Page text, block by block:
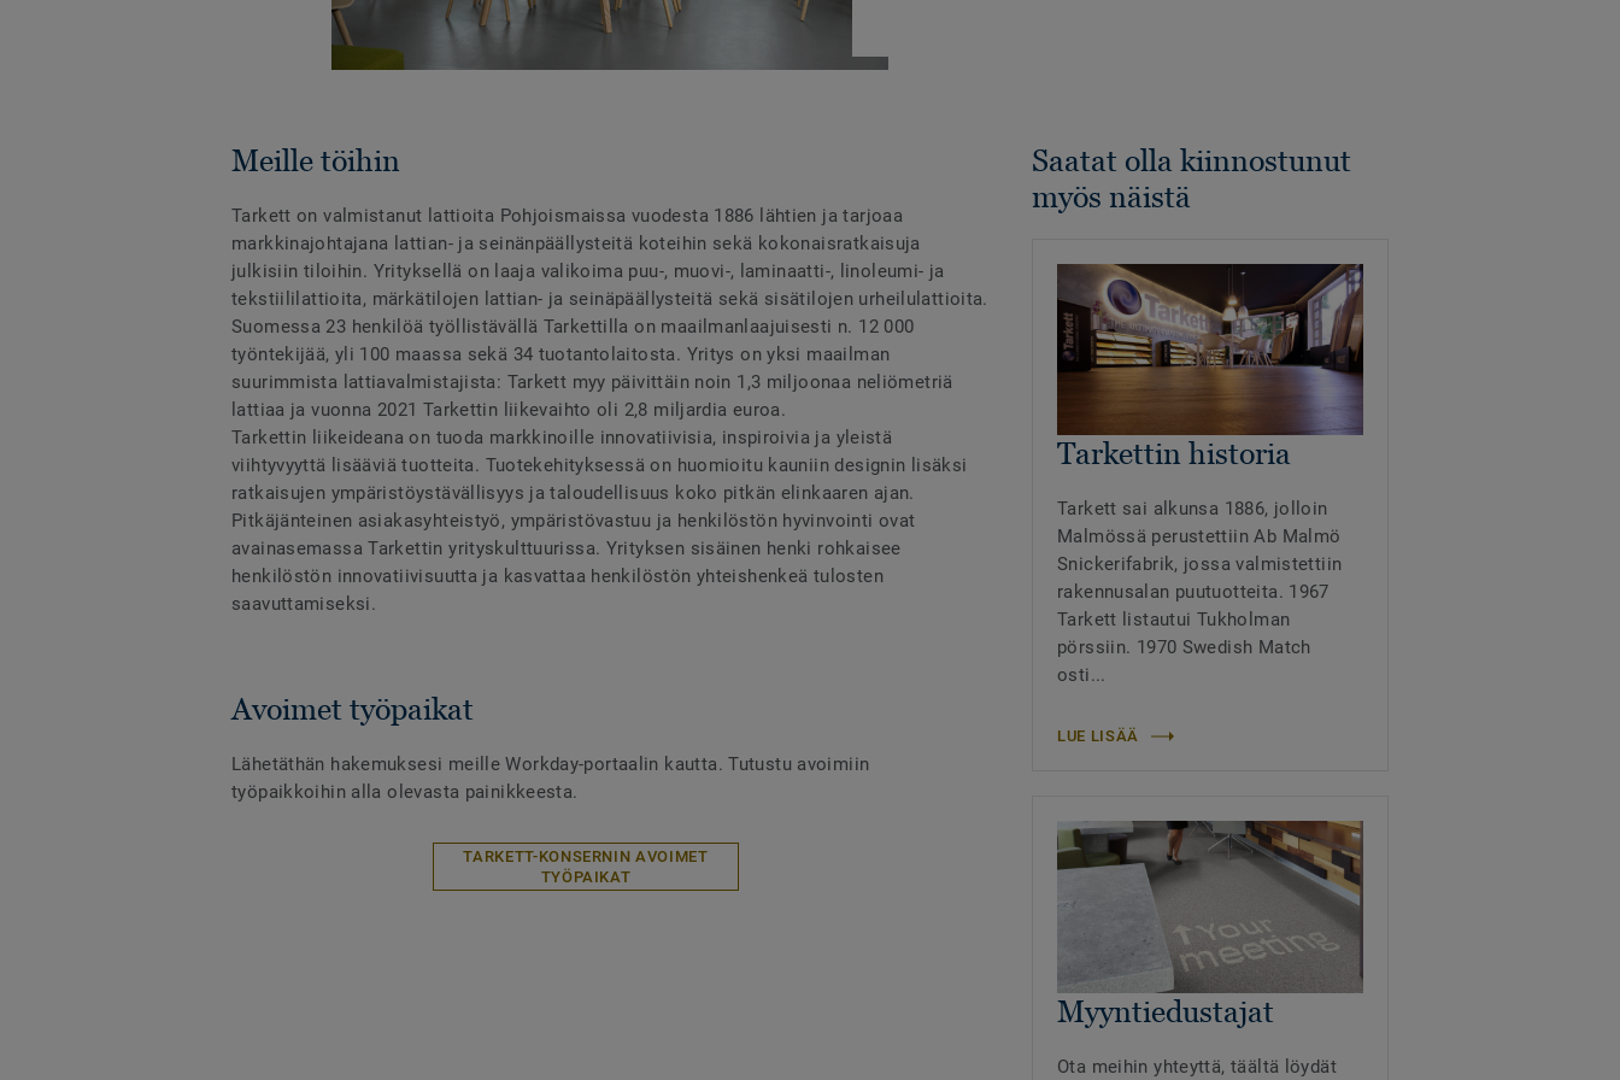
Meille töihin
Tarkett on valmistanut lattioita Pohjoismaissa vuodesta 1886 lähtien ja tarjoaa
markkinajohtajana lattian- ja seinänpäällysteitä koteihin sekä kokonaisratkaisuja
julkisiin tiloihin. Yrityksellä on laaja valikoima puu-, muovi-, laminaatti-, linoleumi- ja
tekstiililattioita, märkätilojen lattian- ja seinäpäällysteitä sekä sisätilojen urheilulattioita.
Suomessa 23 henkilöä työllistävällä Tarkettilla on maailmanlaajuisesti n. 12 000
työntekijää, yli 100 maassa sekä 34 tuotantolaitosta. Yritys on yksi maailman
suurimmista lattiavalmistajista: Tarkett myy päivittäin noin 1,3 miljoonaa neliömetriä
lattiaa ja vuonna 2021 Tarkettin liikevaihto oli 2,8 miljardia euroa.
Tarkettin liikeideana on tuoda markkinoille innovatiivisia, inspiroivia ja yleistä
viihtyvyyttä lisääviä tuotteita. Tuotekehityksessä on huomioitu kauniin designin lisäksi
ratkaisujen ympäristöystävällisyys ja taloudellisuus koko pitkän elinkaaren ajan.
Pitkäjänteinen asiakasyhteistyö, ympäristövastuu ja henkilöstön hyvinvointi ovat
avainasemassa Tarkettin yrityskulttuurissa. Yrityksen sisäinen henki rohkaisee
henkilöstön innovatiivisuutta ja kasvattaa henkilöstön yhteishenkeä tulosten
saavuttamiseksi.
Avoimet työpaikat
Lähetäthän hakemuksesi meille Workday-portaalin kautta. Tutustu avoimiin
työpaikkoihin alla olevasta painikkeesta.
TARKETT-KONSERNIN AVOIMET
TYÖPAIKAT
Saatat olla kiinnostunut
myös näistä
Tarkettin historia
Tarkett sai alkunsa 1886, jolloin
Malmössä perustettiin Ab Malmö
Snickerifabrik, jossa valmistettiin
rakennusalan puutuotteita. 1967
Tarkett listautui Tukholman
pörssiin. 1970 Swedish Match
osti...
LUE LISÄÄ
Myyntiedustajat
Ota meihin yhteyttä, täältä löydät